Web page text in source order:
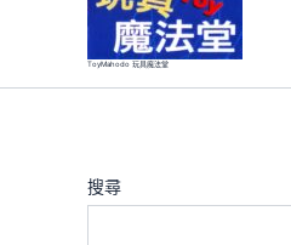
內
ToyMahodo 玩具魔法堂
搜尋